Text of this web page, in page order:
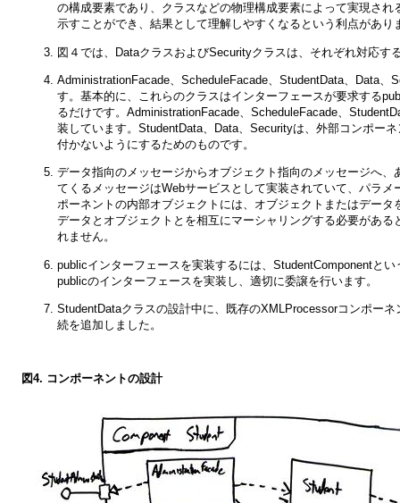
の構成要素であり、クラスなどの物理構成要素によって実現さ
示すことができ、結果として理解しやすくなるという利点があり
図４ では、DataクラスおよびSecurityクラスは、それぞれ対応す
AdministrationFacade、ScheduleFacade、StudentData、Data
す。基本的に、これらのクラスはインターフェースが要求する
るだけです。AdministrationFacade、ScheduleFacade、
装しています。StudentData、Data、Securityは、外部コンポー
付かないようにするためのものです。
データ指向のメッセージからオブジェクト指向のメッセージへ
てくるメッセージはWebサービスとして実装されていて、パラ
ポーネントの内部オブジェクトには、オブジェクトまたはデー
データとオブジェクトとを相互にマーシャリングする必要があ
れません。
publicインターフェースを実装するには、StudentComponentと
publicのインターフェースを実装し、適切に委譲を行います。
StudentDataクラスの設計中に、既存のXMLProcessorコンポー
続を追加しました。
図4. コンポーネントの設計